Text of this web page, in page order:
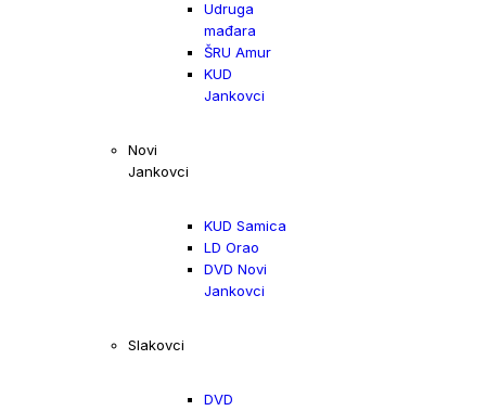
Udruga
mađara
ŠRU Amur
KUD
Jankovci
Novi
Jankovci
KUD Samica
LD Orao
DVD Novi
Jankovci
Slakovci
DVD